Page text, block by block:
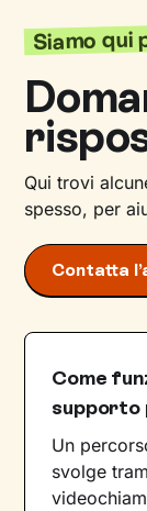
Siamo qui
Qui trovi
spesso, per
Contatta
Come
supporto
Un
svolge